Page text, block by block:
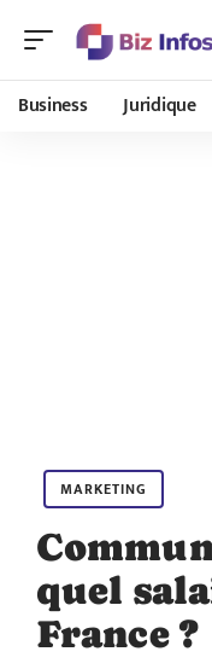
Business Juridique
MARKETING
quel
France ?